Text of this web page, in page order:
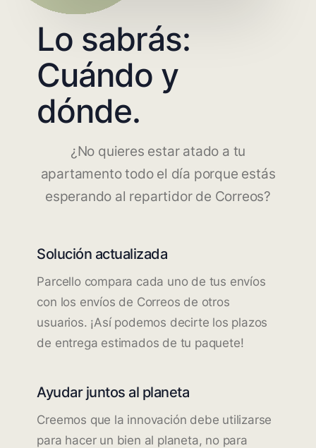
Lo sabrás:
Cuándo y
dónde.
¿No quieres estar atado a tu
apartamento todo el día porque estás
esperando al repartidor de Correos?
Solución actualizada
Parcello compara cada uno de tus envíos
con los envíos de Correos de otros
usuarios. ¡Así podemos decirte los plazos
de entrega estimados de tu paquete!
Ayudar juntos al planeta
Creemos que la innovación debe utilizarse
para hacer un bien al planeta, no para